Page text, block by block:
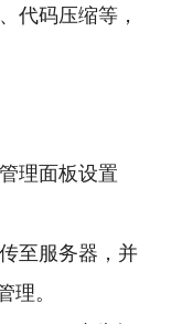
代码压缩等，
理面板设置
至服务器，并
。